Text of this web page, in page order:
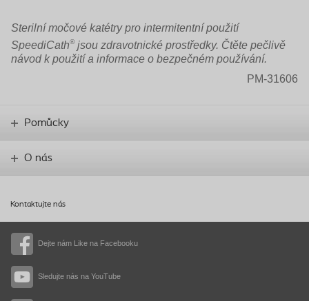
Sterilní močové katétry pro intermitentní použití
SpeediCath®jsou zdravotnické prostředky. Čtěte pečlivě
návod k použití a informace o bezpečném používání.
PM-31606
Dejte nám Like na Facebooku
Sledujte nás na YouTube
Pomůcky
O nás
Kontaktujte nás